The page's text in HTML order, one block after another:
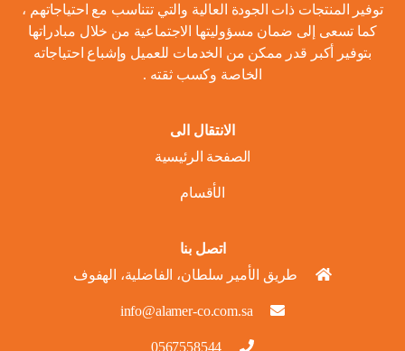
توفير المنتجات ذات الجودة العالية والتي تتناسب مع احتياجاتهم ،
كما تسعى إلى ضمان مسؤوليتها الاجتماعية من خلال مبادراتها
بتوفير أكبر قدر ممكن من الخدمات للعميل وإشباع احتياجاته
الخاصة وكسب ثقته .
الانتقال الى
الصفحة الرئيسية
الأقسام
اتصل بنا
طريق الأمير سلطان، الفاضلية، الهفوف
info@alamer-co.com.sa
0567558544